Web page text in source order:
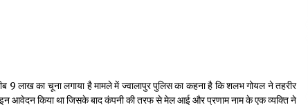
9 लाख का चूना लगाया है मामले में ज्वालापुर पुलिस का कहना है कि शलभ गोयल ने तहरीर
आवेदन किया था जिसके बाद कंपनी की तरफ से मेल आई और प्रणाम नाम के एक व्यक्ति ने